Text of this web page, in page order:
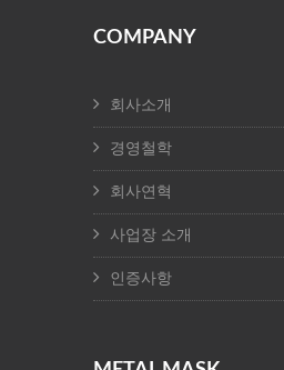
COMPANY
회사소개
경영철학
회사연혁
사업장 소개
인증사항